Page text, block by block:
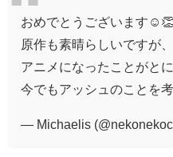
おめでとうございます☺️👏
原作も素晴らしいですが、
アニメになったことがと
今でもアッシュのことを
— Michaelis